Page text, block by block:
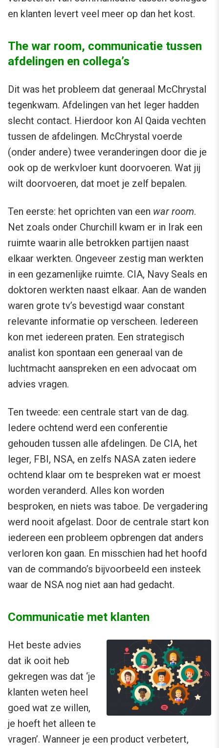
en klanten levert veel meer op dan het kost.
The war room, communicatie tussen
afdelingen en collega’s
Dit was het probleem dat generaal McChrystal
tegenkwam. Afdelingen van het leger hadden
slecht contact. Hierdoor kon Al Qaida vechten
tussen de afdelingen. McChrystal voerde
(onder andere) twee veranderingen door die je
ook op de werkvloer kunt doorvoeren. Wat jij
wilt doorvoeren, dat moet je zelf bepalen.
Ten eerste: het oprichten van een war room.
Net zoals onder Churchill kwam er in Irak een
ruimte waarin alle betrokken partijen naast
elkaar werkten. Ongeveer zestig man werkten
in een gezamenlijke ruimte. CIA, Navy Seals en
doktoren werkten naast elkaar. Aan de wanden
waren grote tv’s bevestigd waar constant
relevante informatie op verscheen. Iedereen
kon met iedereen praten. Een strategisch
analist kon spontaan een generaal van de
luchtmacht aanspreken en een advocaat om
advies vragen.
Ten tweede: een centrale start van de dag.
Iedere ochtend werd een conferentie
gehouden tussen alle afdelingen. De CIA, het
leger, FBI, NSA, en zelfs NASA zaten iedere
ochtend klaar om te bespreken wat er moest
worden veranderd. Alles kon worden
besproken, en niets was taboe. De vergadering
werd nooit afgelast. Door de centrale start kon
iedereen een probleem opbrengen dat anders
verloren kon gaan. En misschien had het hoofd
van de commando’s bijvoorbeeld een insteek
waar de NSA nog niet aan had gedacht.
Communicatie met klanten
Het beste advies
dat ik ooit heb
gekregen was dat ‘je
klanten weten heel
goed wat ze willen,
je hoeft het alleen te
vragen’. Wanneer je een product verbetert,